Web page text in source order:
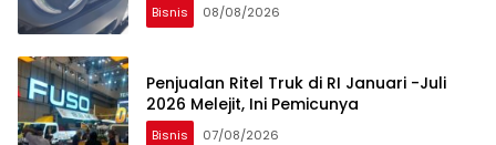
Bisnis 08/08/2026
Penjualan Ritel Truk di RI Januari -Juli
2026 Melejit, Ini Pemicunya
Bisnis 07/08/2026